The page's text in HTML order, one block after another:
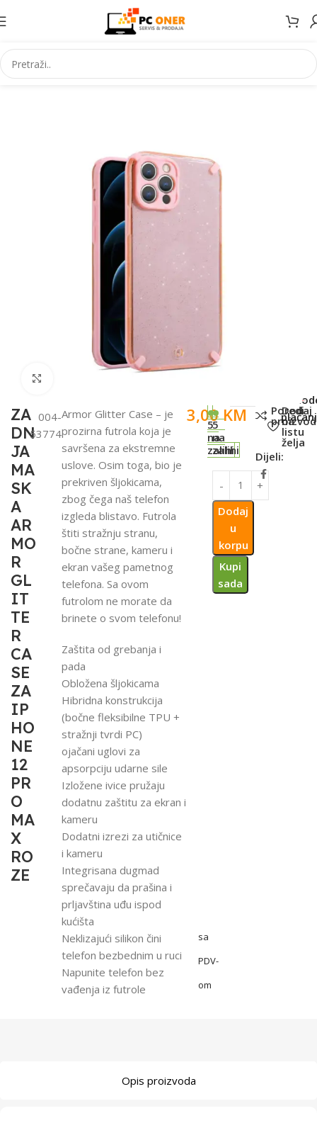
Početna Elektronika Mobiteli Maske za mobitele i dodaci
ZA
DN
JA
MA
SK
A
AR
MO
R
GL
IT
TE
R
CA
SE
ZA
IP
HO
NE
12
PR
O
MA
X
RO
ZE
004-
53774
Armor Glitter Case – je
prozirna futrola koja je
savršena za ekstremne
uslove. Osim toga, bio je
prekriven šljokicama,
zbog čega naš telefon
izgleda blistavo. Futrola
štiti stražnju stranu,
bočne strane, kameru i
ekran vašeg pametnog
telefona. Sa ovom
futrolom ne morate da
brinete o svom telefonu!
Zaštita od grebanja i
pada
Obložena šljokicama
Hibridna konstrukcija
(bočne fleksibilne TPU +
stražnji tvrdi PC)
ojačani uglovi za
apsorpciju udarne sile
Izložene ivice pružaju
dodatnu zaštitu za ekran i
kameru
Dodatni izrezi za utičnice
i kameru
Integrisana dugmad
sprečavaju da prašina i
prljavština uđu ispod
kućišta
Neklizajući silikon čini
telefon bezbednim u ruci
Napunite telefon bez
vađenja iz futrole
3,00KM
sa
PDV-
om
5
na
zalihi
5
na
zalihi
Dodaj
u
korpu
Kupi
sada
Poredi
proizvod
Dodaj
na
listu
želja
Dijeli:
Opis proizvoda